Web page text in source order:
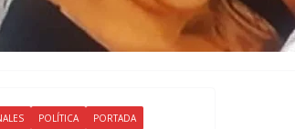
POLÍTICA PORTADA